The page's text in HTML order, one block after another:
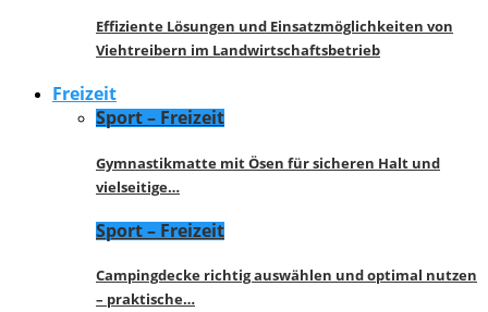
Effiziente Lösungen und Einsatzmöglichkeiten von
Viehtreibern im Landwirtschaftsbetrieb
Freizeit
Sport – Freizeit
Gymnastikmatte mit Ösen für sicheren Halt und
vielseitige…
Sport – Freizeit
Campingdecke richtig auswählen und optimal nutzen
– praktische…